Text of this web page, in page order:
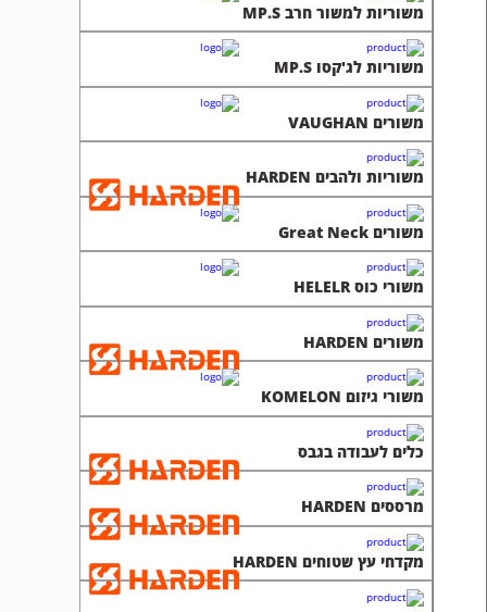
משוריות למשור חרב MP.S
משוריות לג'קסו MP.S
משורים VAUGHAN
משוריות ולהבים HARDEN
משורים Great Neck
משורי כוס HELELR
משורים HARDEN
משורי גיזום KOMELON
כלים לעבודה בגבס
מרססים HARDEN
מקדחי עץ שטוחים HARDEN